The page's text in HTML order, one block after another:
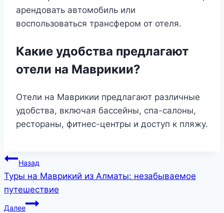
арендовать автомобиль или
воспользоваться трансфером от отеля.
Какие удобства предлагают
отели на Маврикии?
Отели на Маврикии предлагают различные
удобства, включая бассейны, спа-салоны,
рестораны, фитнес-центры и доступ к пляжу.
Навигация
по
записям
Назад
Туры на Маврикий из Алматы: незабываемое
путешествие
Далее